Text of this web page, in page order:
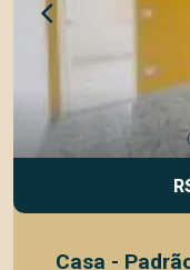
#CasaComSuite
Casa -